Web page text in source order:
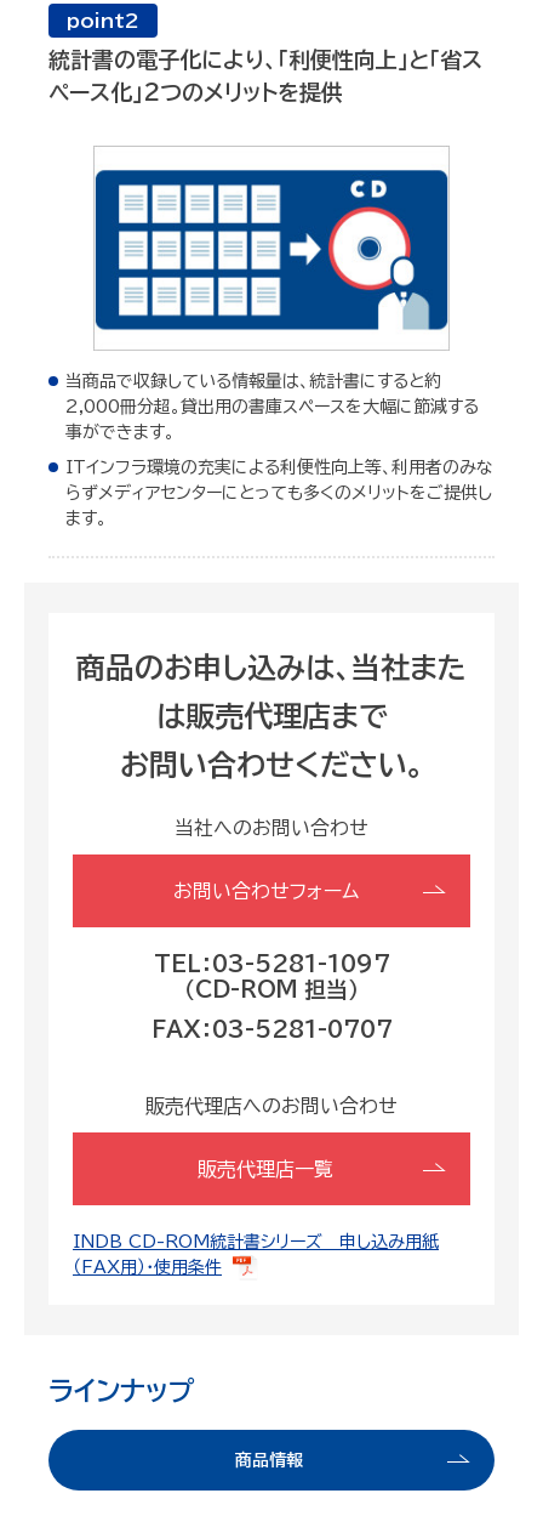
point2
統計書の電子化により、「利便性向上」と「省ス
ペース化」2つのメリットを提供
当商品で収録している情報量は、統計書にすると約
2,000冊分超。貸出用の書庫スペースを大幅に節減する
事ができます。
ITインフラ環境の充実による利便性向上等、利用者のみな
らずメディアセンターにとっても多くのメリットをご提供し
ます。
商品のお申し込みは、当社また
は販売代理店まで
お問い合わせください。
当社へのお問い合わせ
お問い合わせフォーム
TEL：03-5281-1097
（CD-ROM 担当）
FAX：03-5281-0707
販売代理店へのお問い合わせ
販売代理店一覧
INDB CD-ROM統計書シリーズ 申し込み用紙
（FAX用）・使用条件
ラインナップ
商品情報